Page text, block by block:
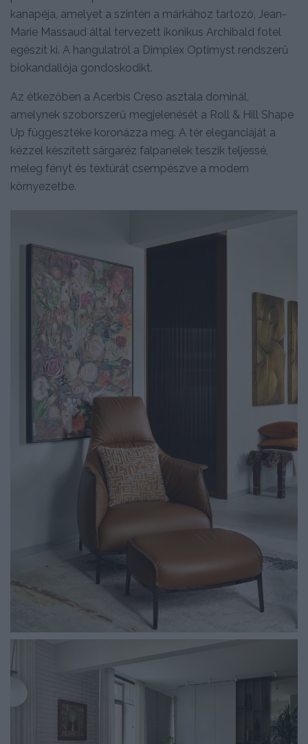
kanapéja, amelyet a szintén a márkához tartozó, Jean-
Marie Massaud által tervezett ikonikus Archibald fotel
egészít ki. A hangulatról a Dimplex Optimyst rendszerű
biokandallója gondoskodikt.
Az étkezőben a Acerbis Creso asztala dominál,
amelynek szoborszerű megjelenését a Roll & Hill Shape
Up függesztéke koronázza meg. A tér eleganciáját a
kézzel készített sárgaréz falpanelek teszik teljessé,
meleg fényt és textúrát csempészve a modern
környezetbe.